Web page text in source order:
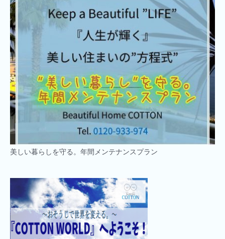
美しい暮らしを守る。年間メンテナンスプラン